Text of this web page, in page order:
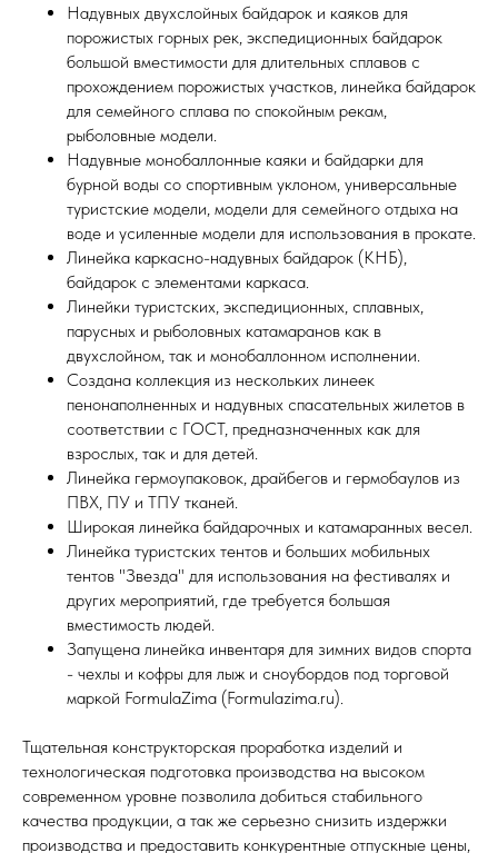
Надувных двухслойных байдарок и каяков для
порожистых горных рек, экспедиционных байдарок
большой вместимости для длительных сплавов с
прохождением порожистых участков, линейка байдарок
для семейного сплава по спокойным рекам,
рыболовные модели.
Надувные монобаллонные каяки и байдарки для
бурной воды со спортивным уклоном, универсальные
туристские модели, модели для семейного отдыха на
воде и усиленные модели для использования в прокате.
Линейка каркасно-надувных байдарок (КНБ),
байдарок с элементами каркаса.
Линейки туристских, экспедиционных, сплавных,
парусных и рыболовных катамаранов как в
двухслойном, так и монобаллонном исполнении.
Создана коллекция из нескольких линеек
пенонаполненных и надувных спасательных жилетов в
соответствии с ГОСТ, предназначенных как для
взрослых, так и для детей.
Линейка гермоупаковок, драйбегов и гермобаулов из
ПВХ, ПУ и ТПУ тканей.
Широкая линейка байдарочных и катамаранных весел.
Линейка туристских тентов и больших мобильных
тентов "Звезда" для использования на фестивалях и
других мероприятий, где требуется большая
вместимость людей.
Запущена линейка инвентаря для зимних видов спорта
- чехлы и кофры для лыж и сноубордов под торговой
маркой FormulaZima (Formulazima.ru).
Тщательная конструкторская проработка изделий и
технологическая подготовка производства на высоком
современном уровне позволила добиться стабильного
качества продукции, а так же серьезно снизить издержки
производства и предоставить конкурентные отпускные цены,